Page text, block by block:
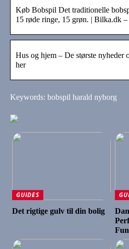
Køb Bobspil Det traditionelle
15 røde ringe, 15 grøn. | Bilka.dk –
Hus og hjem – De største nyheder
her
Keywords: bobspil harald nyborg
GUIDES
Det rigtige gulv til din bolig